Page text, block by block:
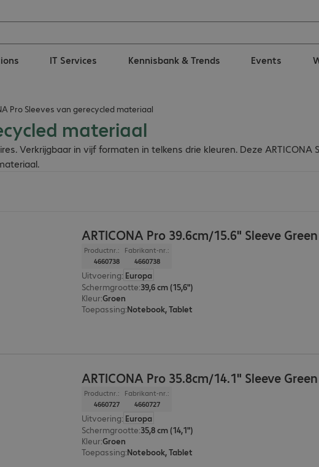
IT Services Kennisbank & Trends Events
Pro Sleeves van gerecycled materiaal
materiaal
Verkrijgbaar in vijf formaten in telkens drie kleuren. Deze
ARTICONA Pro 39.6cm/15.6" Sleeve Green
Productnr.:
4660738
Fabrikant-nr.:
4660738
Uitvoering: Europa
Schermgrootte:39,6 cm (15,6")
Kleur:Groen
Toepassing:Notebook, Tablet
ARTICONA Pro 35.8cm/14.1" Sleeve Green
Productnr.:
4660727
Fabrikant-nr.:
4660727
Uitvoering: Europa
Schermgrootte:35,8 cm (14,1")
Kleur:Groen
Toepassing:Notebook, Tablet